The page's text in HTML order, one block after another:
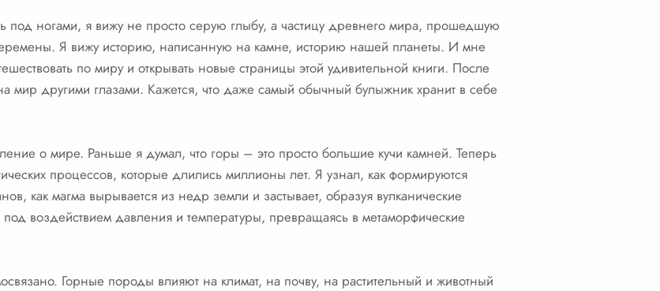
под ногами, я вижу не просто серую глыбу, а частицу древнего мира, прошедшую
Я вижу историю, написанную на камне, историю нашей планеты. И мне
по миру и открывать новые страницы этой удивительной книги. После
мир другими глазами. Кажется, что даже самый обычный булыжник хранит в себе
о мире. Раньше я думал, что горы – это просто большие кучи камней. Теперь
процессов, которые длились миллионы лет. Я узнал, как формируются
как магма вырывается из недр земли и застывает, образуя вулканические
воздействием давления и температуры, превращаясь в метаморфические
Горные породы влияют на климат, на почву, на растительный и животный